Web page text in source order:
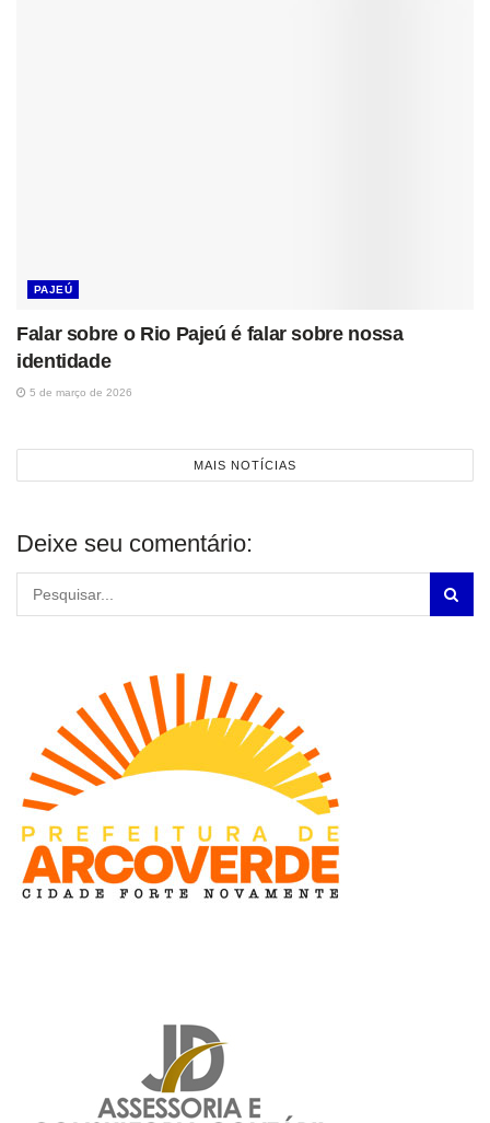
PAJEÚ
Falar sobre o Rio Pajeú é falar sobre nossa
identidade
5 de março de 2026
MAIS NOTÍCIAS
Deixe seu comentário: